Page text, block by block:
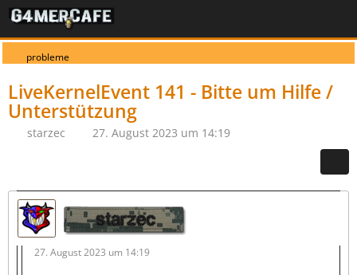
probleme
LiveKernelEvent 141 - Bitte um Hilfe /
Unterstützung
starzec 27. August 2023 um 14:19
starzec
27. August 2023 um 14:19